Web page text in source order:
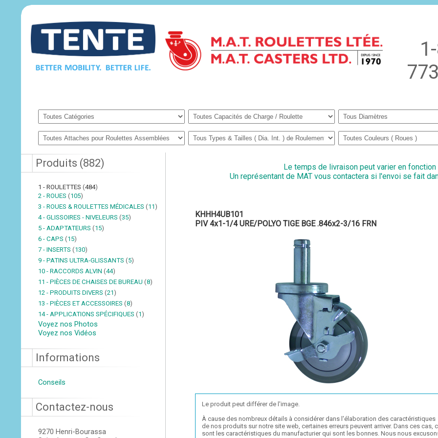
Produits (882)
1 - ROULETTES (484)
2 - ROUES (105)
3 - ROUES & ROULETTES MÉDICALES (11)
4 - GLISSOIRES - NIVELEURS (35)
5 - ADAPTATEURS (15)
6 - CAPS (15)
7 - INSERTS (130)
9 - PATINS ULTRA-GLISSANTS (5)
10 - RACCORDS ALVIN (44)
11 - PIÈCES DE CHAISES DE BUREAU (8)
12 - PRODUITS DIVERS (21)
13 - PIÈCES ET ACCESSOIRES (8)
14 - APPLICATIONS SPÉCIFIQUES (1)
Voyez nos Photos
Voyez nos Vidéos
Informations
Conseils
Contactez-nous
9270 Henri-Bourassa
Le temps de livraison peut varier en
Un représentant de MAT vous contactera si l'envoi se fait
KHHH4UB101
PIV 4x1-1/4 URE/POLYO TIGE BGE .846x2-3/16 FRN
Le produit peut différer de l'image.
À cause des nombreux détails à considérer dans l'élaboration des caractéristiques
de nos produits sur notre site web, certaines erreurs peuvent arriver. Dans ces cas,
sont les caractéristiques du manufacturier qui sont les bonnes. Nous nous